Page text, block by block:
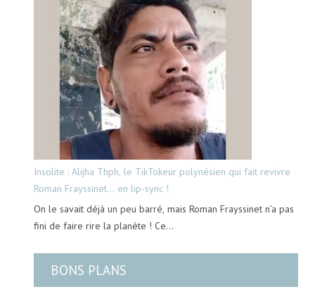
Insolite : Alijha Thph, le TikTokeur polynésien qui fait revivre
Roman Frayssinet… en lip-sync !
On le savait déjà un peu barré, mais Roman Frayssinet n’a pas
fini de faire rire la planète ! Ce…
BONS PLANS